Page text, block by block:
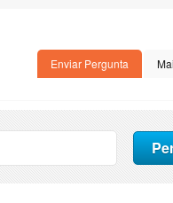
Enviar Pergunta